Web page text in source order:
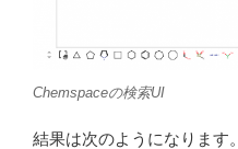
Chemspaceの検索UI
結果は次のようになります。